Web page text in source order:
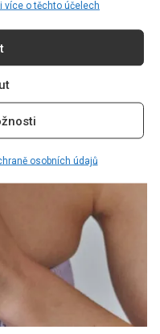
více o těchto účelech
osobních údajů
FRANCOUZSKOU
CELEBRIT